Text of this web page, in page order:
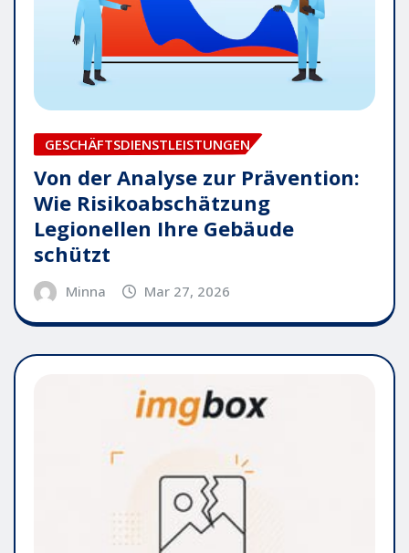
GESCHÄFTSDIENSTLEISTUNGEN
Von der Analyse zur Prävention:
Wie Risikoabschätzung
Legionellen Ihre Gebäude
schützt
Minna Mar 27, 2026